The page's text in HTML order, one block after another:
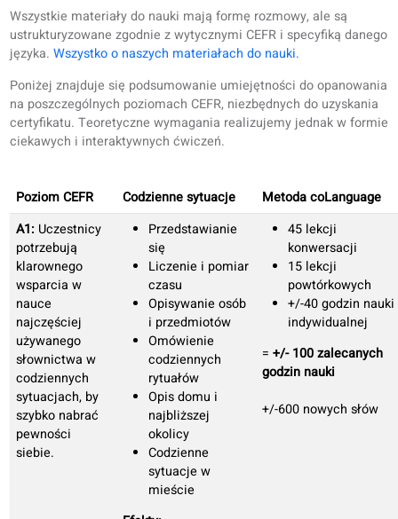
Wyraźne postępy w każdej
Monitorujemy postępy w pisaniu, czytaniu,
mówieniu i słuchaniu, a następnie dostosowujemy
program nauki do indywidualnych potrzeb.
Nasze cele nauczania
Wszystkie materiały do nauki mają formę rozmowy, ale są
ustrukturyzowane zgodnie z wytycznymi CEFR i specyfiką